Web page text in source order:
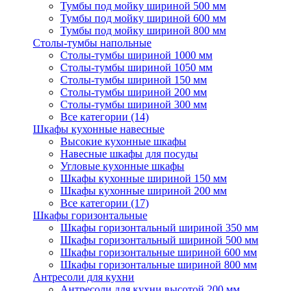
Тумбы под мойку шириной 500 мм
Тумбы под мойку шириной 600 мм
Тумбы под мойку шириной 800 мм
Столы-тумбы напольные
Столы-тумбы шириной 1000 мм
Столы-тумбы шириной 1050 мм
Столы-тумбы шириной 150 мм
Столы-тумбы шириной 200 мм
Столы-тумбы шириной 300 мм
Все категории (14)
Шкафы кухонные навесные
Высокие кухонные шкафы
Навесные шкафы для посуды
Угловые кухонные шкафы
Шкафы кухонные шириной 150 мм
Шкафы кухонные шириной 200 мм
Все категории (17)
Шкафы горизонтальные
Шкафы горизонтальный шириной 350 мм
Шкафы горизонтальный шириной 500 мм
Шкафы горизонтальные шириной 600 мм
Шкафы горизонтальные шириной 800 мм
Антресоли для кухни